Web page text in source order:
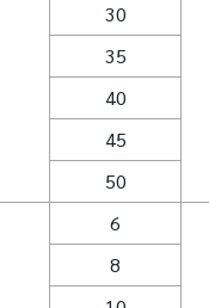
30
35
40
45
50
6
8